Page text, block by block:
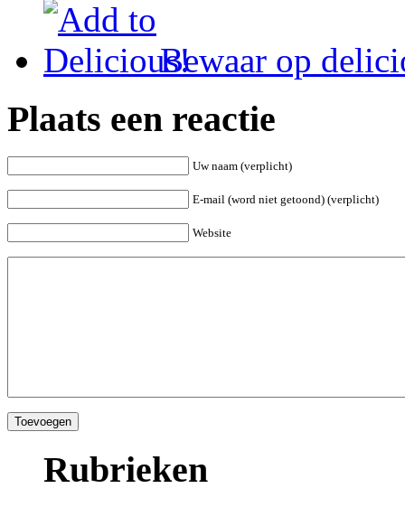
Bewaar op
Plaats een reactie
Uw naam (verplicht)
E-mail (word niet getoond) (verplicht)
Website
Rubrieken